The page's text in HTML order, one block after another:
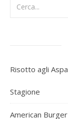
Risotto agli
Stagione
American